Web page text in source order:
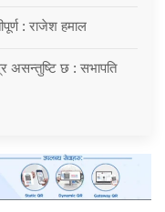
: राजेश हमाल
असन्तुष्टि छ : सभापति